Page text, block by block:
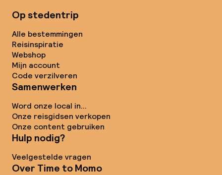
Op stedentrip
Alle bestemmingen
Reisinspiratie
Webshop
Mijn account
Code verzilveren
Samenwerken
Word onze local in...
Onze reisgidsen verkopen
Onze content gebruiken
Hulp nodig?
Veelgestelde vragen
Over Time to Momo